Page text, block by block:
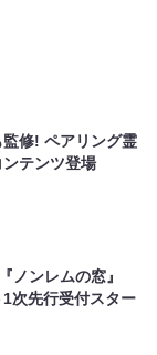
修! ペアリング霊
テンツ登場
ノンレムの窓』
次先行受付スター